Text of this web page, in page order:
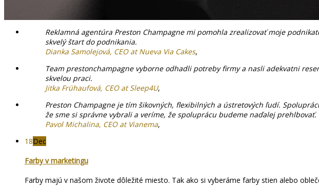
Reklamná agentúra Preston Champagne mi pomohla zrealizovať moje
skvelý štart do podnikania.
Dianka Samolejová, CEO at Nueva Via Cakes,
Team prestonchampagne vyborne odhadli potreby firmy a nasli adekvatni
skvelou praci.
Jitka Frühaufová, CEO at Sleep4U,
Preston Champagne je tím šikovných, flexibilných a ústretových ľudí.
že sme si správne vybrali a veríme, že spoluprácu budeme naďalej prehlbovať.
Pavol Michalina, CEO at Vianema,
18Dec
Farby v marketingu
Farby majú v našom živote dôležité miesto. Tak ako si vyberáme farby stien alebo